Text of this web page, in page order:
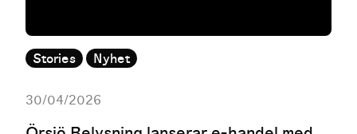
Stories Nyhet
30/04/2026